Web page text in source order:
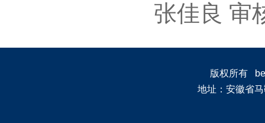
张佳良 审
版权所有
地址：安徽省